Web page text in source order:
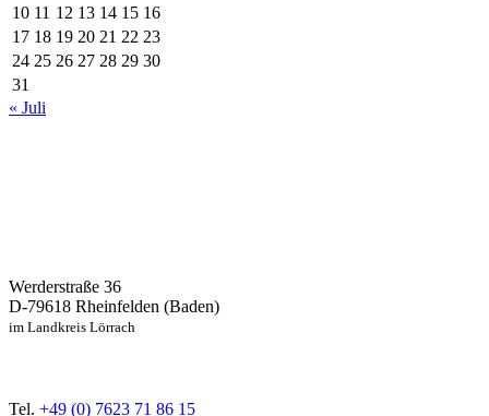
10 11 12 13 14 15 16
17 18 19 20 21 22 23
24 25 26 27 28 29 30
31
« Juli
Werderstraße 36
D-79618 Rheinfelden (Baden)
im Landkreis Lörrach
Tel. +49 (0) 7623 71 86 15